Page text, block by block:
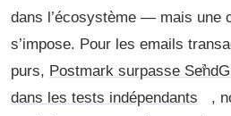
dans l’écosystème — mais une
s’impose. Pour les emails
purs, Postmark surpasse
dans les tests indépendants
,